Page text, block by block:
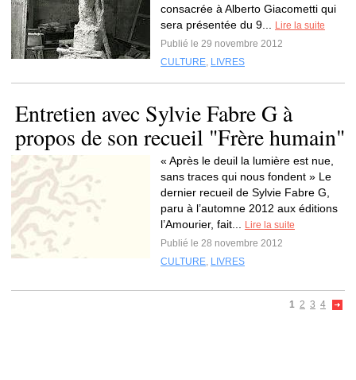
consacrée à Alberto Giacometti qui
sera présentée du 9...
Lire la suite
Publié le 29 novembre 2012
CULTURE, LIVRES
Entretien avec Sylvie Fabre G à
propos de son recueil "Frère humain"
« Après le deuil la lumière est nue,
sans traces qui nous fondent » Le
dernier recueil de Sylvie Fabre G,
paru à l’automne 2012 aux éditions
l’Amourier, fait...
Lire la suite
Publié le 28 novembre 2012
CULTURE, LIVRES
1 2 3 4